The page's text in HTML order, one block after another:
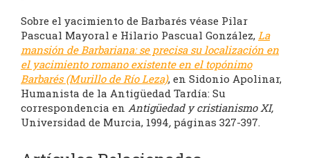
Sobre el yacimiento de Barbarés véase Pilar
Pascual Mayoral e Hilario Pascual González, La
mansión de Barbariana: se precisa su localización en
el yacimiento romano existente en el topónimo
Barbarés (Murillo de Río Leza), en Sidonio Apolinar,
Humanista de la Antigüedad Tardía: Su
correspondencia en Antigüedad y cristianismo XI,
Universidad de Murcia, 1994, páginas 327-397.